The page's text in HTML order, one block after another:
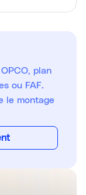
plan
ou FAF.
le montage